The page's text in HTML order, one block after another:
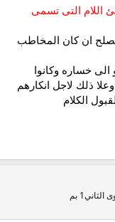
اللام التى تسمى
ان كان المخاطب
الى خساره وكانوا
ذلك لاجل انكارهم
الكلام
بم